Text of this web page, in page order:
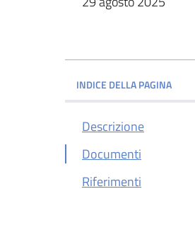
INDICE DELLA PAGINA
Descrizione
Documenti
Riferimenti